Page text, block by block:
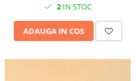
2IN STOC
ADAUGA IN COS